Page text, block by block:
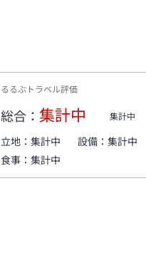
るるぶトラベル評価
総合： 集計中 集計中
立地：集計中 設備：集計中
食事：集計中